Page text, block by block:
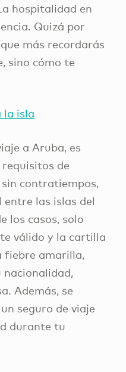
hospitalidad en
Quizá por
más recordarás
sino cómo te
la isla
a Aruba, es
de
contratiempos,
entre las islas del
los casos, solo
válido y la cartilla
fiebre amarilla,
nacionalidad,
Además, se
seguro de viaje
durante tu